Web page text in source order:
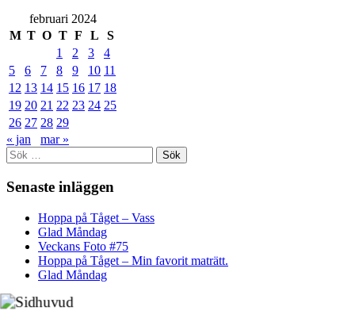
februari 2024
M T O T F L
S
1
2 3
4
5
6 7 8 9 10 11
12 13 14 15 16 17 18
19 20 21 22 23 24 25
26 27 28 29
« jan
mar »
Sök
efter:
Senaste inläggen
Hoppa på Tåget – Vass
Glad Måndag
Veckans Foto #75
Hoppa på Tåget – Min favorit maträtt.
Glad Måndag